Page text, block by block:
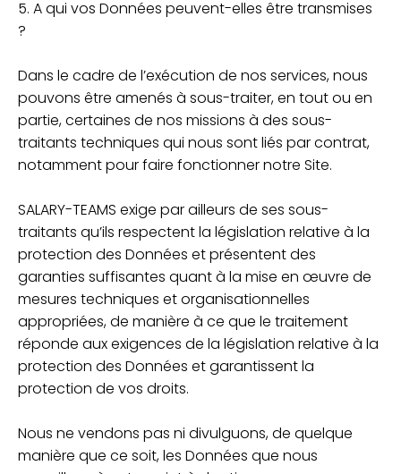
5. A qui vos Données peuvent-elles être transmises
?
Dans le cadre de l’exécution de nos services, nous
pouvons être amenés à sous-traiter, en tout ou en
partie, certaines de nos missions à des sous-
traitants techniques qui nous sont liés par contrat,
notamment pour faire fonctionner notre Site.
SALARY-TEAMS exige par ailleurs de ses sous-
traitants qu’ils respectent la législation relative à la
protection des Données et présentent des
garanties suffisantes quant à la mise en œuvre de
mesures techniques et organisationnelles
appropriées, de manière à ce que le traitement
réponde aux exigences de la législation relative à la
protection des Données et garantissent la
protection de vos droits.
Nous ne vendons pas ni divulguons, de quelque
manière que ce soit, les Données que nous